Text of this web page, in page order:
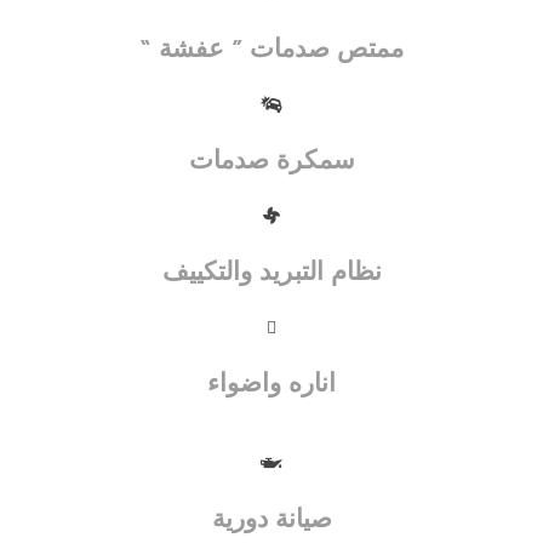
ممتص صدمات ” عفشة “
سمكرة صدمات
نظام التبريد والتكييف
اناره واضواء
صيانة دورية